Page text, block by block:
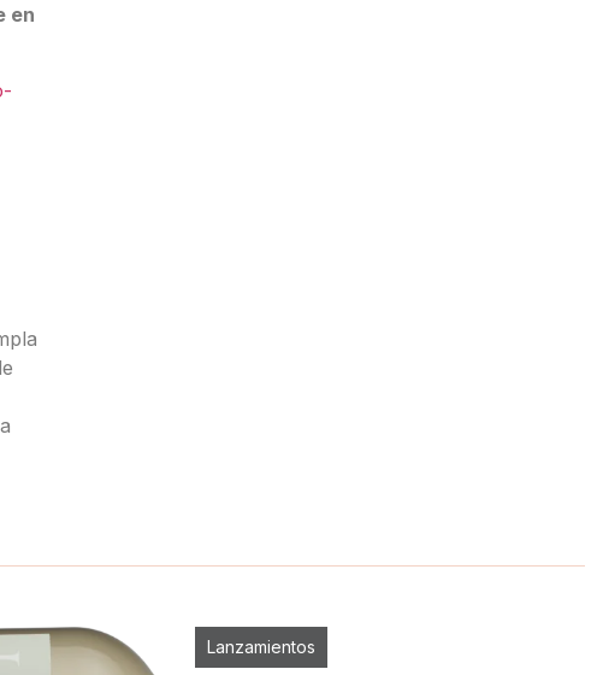
en
Lanzamientos